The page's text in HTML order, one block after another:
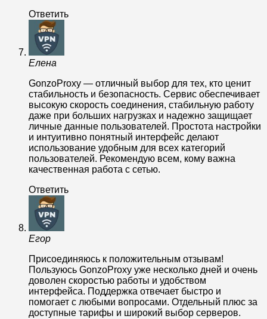
Ответить
Елена
GonzoProxy — отличный выбор для тех, кто ценит
стабильность и безопасность. Сервис обеспечивает
высокую скорость соединения, стабильную работу
даже при больших нагрузках и надежно защищает
личные данные пользователей. Простота настройки
и интуитивно понятный интерфейс делают
использование удобным для всех категорий
пользователей. Рекомендую всем, кому важна
качественная работа с сетью.
Ответить
Егор
Присоединяюсь к положительным отзывам!
Пользуюсь GonzoProxy уже несколько дней и очень
доволен скоростью работы и удобством
интерфейса. Поддержка отвечает быстро и
помогает с любыми вопросами. Отдельный плюс за
доступные тарифы и широкий выбор серверов.